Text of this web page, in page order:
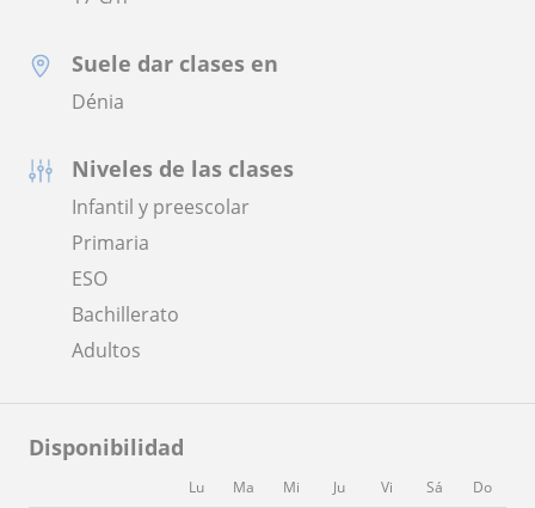
Suele dar clases en
Dénia
Niveles de las clases
Infantil y preescolar
Primaria
ESO
Bachillerato
Adultos
Disponibilidad
Lu Ma Mi Ju Vi Sá Do